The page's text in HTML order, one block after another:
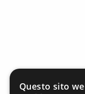
Questo sito